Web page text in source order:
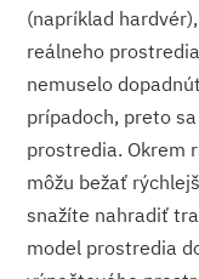
(napríklad
reálneho
nemuselo
prípadoch, preto
prostredia. Okrem
môžu bežať
snažíte nahradiť
model prostredia